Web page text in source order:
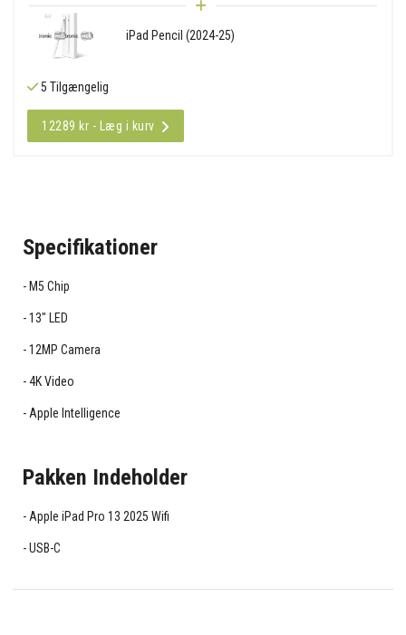
iPad Pencil (2024-25)
5 Tilgængelig
12289 kr - Læg i kurv
Specifikationer
M5 Chip
13" LED
12MP Camera
4K Video
Apple Intelligence
Pakken Indeholder
Apple iPad Pro 13 2025 Wifi
USB-C